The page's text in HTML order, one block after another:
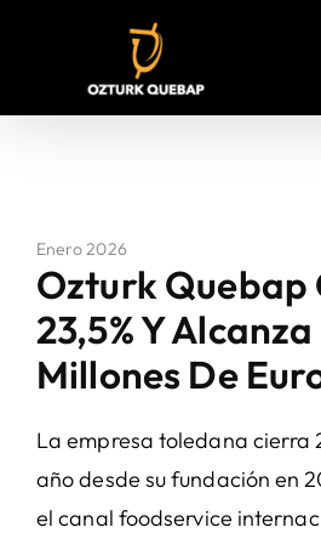
contenido
Enero 2026
Ozturk Quebap
23,5% Y
Millones De
La empresa toledana cierra
año desde su fundación en
el canal foodservice